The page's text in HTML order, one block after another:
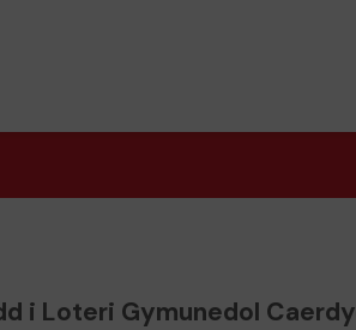
i Loteri Gymunedol